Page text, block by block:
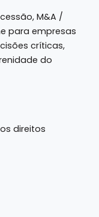
M&A /
para empresas
críticas,
do
direitos